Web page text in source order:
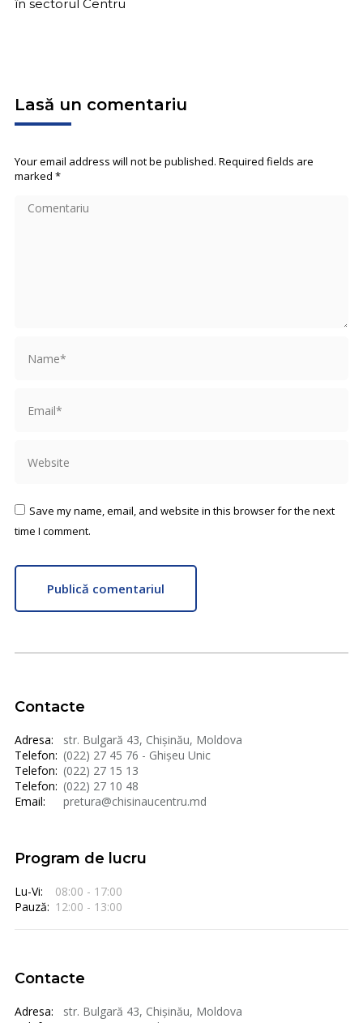
în sectorul Centru
Lasă un comentariu
Your email address will not be published. Required fields are
marked *
Comentariu
Save my name, email, and website in this browser for the next
time I comment.
Publică comentariul
Contacte
Adresa:
str. Bulgară 43, Chișinău, Moldova
Telefon: (022) 27 45 76 - Ghișeu Unic
Telefon: (022) 27 15 13
Telefon: (022) 27 10 48
Email:
pretura@chisinaucentru.md
Program de lucru
Lu-Vi:
08:00 - 17:00
Pauză: 12:00 - 13:00
Contacte
Adresa:
str. Bulgară 43, Chișinău, Moldova